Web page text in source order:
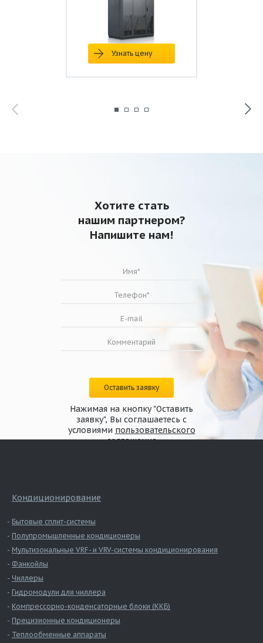
Узнать цену
Хотите стать
нашим партнером?
Напишите нам!
Оставить заявку
Нажимая на кнопку "Оставить
заявку", Вы соглашаетесь с
условиями пользовательского
соглашения
Кондиционирование
Бытовые сплит-системы
Полупромышленные кондиционеры
Мультизональные VRF- и VRV-системы кондиционирования
Фанкойлы
Чиллеры
Гидромодули для чиллера
Компрессорно-конденсаторные блоки (ККБ)
Прецизионные кондиционеры
Теплообменные аппараты